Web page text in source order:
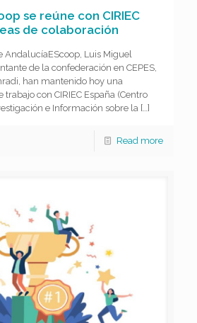
se reúne con CIRIEC
de colaboración
AndalucíaEScoop, Luis Miguel
de la confederación en CEPES,
han mantenido hoy una
con CIRIEC España (Centro
e Información sobre la […]
Read more